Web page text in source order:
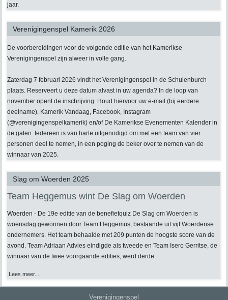
jaar.
Verenigingenspel Kamerik 2026
De voorbereidingen voor de volgende editie van het Kamerikse
Verenigingenspel zijn alweer in volle gang.
Zaterdag 7 februari 2026 vindt het Verenigingenspel in de Schulenburch
plaats. Reserveert u deze datum alvast in uw agenda? In de loop van
november opent de inschrijving. Houd hiervoor uw e-mail (bij eerdere
deelname), Kamerik Vandaag, Facebook, Instagram
(@verenigingenspelkamerik) en/of De Kamerikse Evenementen Kalender in
de gaten. Iedereen is van harte uitgenodigd om met een team van vier
personen deel te nemen, in een poging de beker over te nemen van de
winnaar van 2025.
Slag om Woerden 2025
Team Heggemus wint De Slag om Woerden
Woerden - De 19e editie van de benefietquiz De Slag om Woerden is
woensdag gewonnen door Team Heggemus, bestaande uit vijf Woerdense
ondernemers. Het team behaalde met 209 punten de hoogste score van de
avond. Team Adriaan Advies eindigde als tweede en Team Isero Gerritse, de
winnaar van de twee voorgaande edities, werd derde.
Lees meer...
Verenigingenspel